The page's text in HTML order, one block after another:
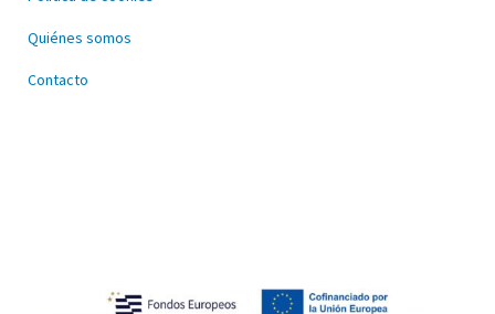
Quiénes somos
Contacto